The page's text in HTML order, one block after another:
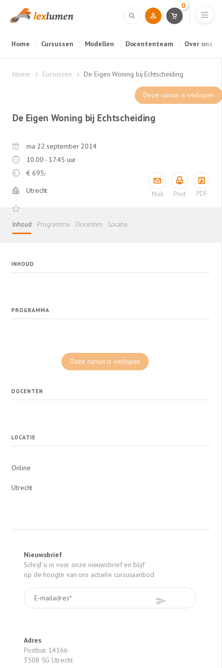
Home Cursussen Modellen Docententeam Over ons
0
Home Cursussen De Eigen Woning bij Echtscheiding
Deze cursus is verlopen
De Eigen Woning bij Echtscheiding
ma 22 september 2014
10.00 - 17.45 uur
€ 695,-
Utrecht
Inhoud Programma Docenten Locatie
Mail Print PDF
INHOUD
PROGRAMMA
Deze cursus is verlopen
DOCENTEN
LOCATIE
Online
Utrecht
Nieuwsbrief
Schrijf u in voor onze nieuwsbrief en blijf
op de hoogte van ons actuele cursusaanbod
Adres
Postbus 14166
3508 SG Utrecht